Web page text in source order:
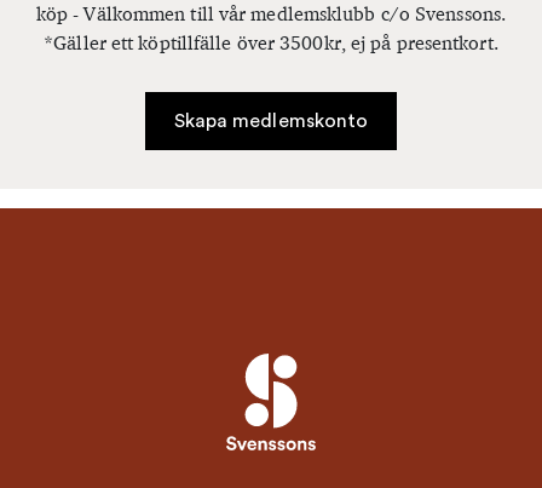
köp - Välkommen till vår medlemsklubb c/o Svenssons.
*Gäller ett köptillfälle över 3500kr, ej på presentkort.
Skapa medlemskonto